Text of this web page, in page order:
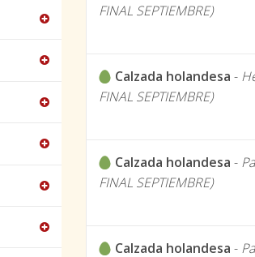
FINAL SEPTIEMBRE)
Calzada holandesa -
FINAL SEPTIEMBRE)
Calzada holandesa -
FINAL SEPTIEMBRE)
Calzada holandesa -